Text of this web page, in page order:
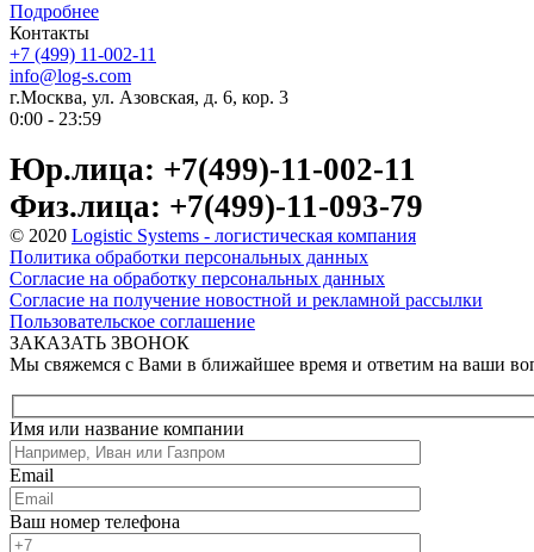
Подробнее
Контакты
+7 (499) 11-002-11
info@log-s.com
г.Москва, ул. Азовская, д. 6, кор. 3
0:00 - 23:59
Юр.лица: +7(499)-11-002-11
Физ.лица: +7(499)-11-093-79
© 2020 Logistic Systems - логистическая компания
Политика обработки персональных данных
Согласие на обработку персональных данных
Согласие на получение новостной и рекламной рассылки
Пользовательское соглашение
ЗАКАЗАТЬ ЗВОНОК
Мы свяжемся с Вами в ближайшее время и ответим на ваши
Имя или название компании
Email
Ваш номер телефона